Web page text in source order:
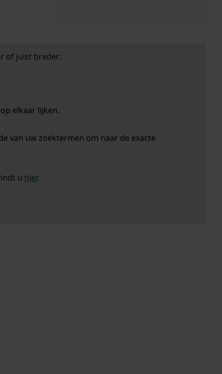
of juist breder:
elkaar lijken.
van uw zoektermen om naar de exacte
u hier.